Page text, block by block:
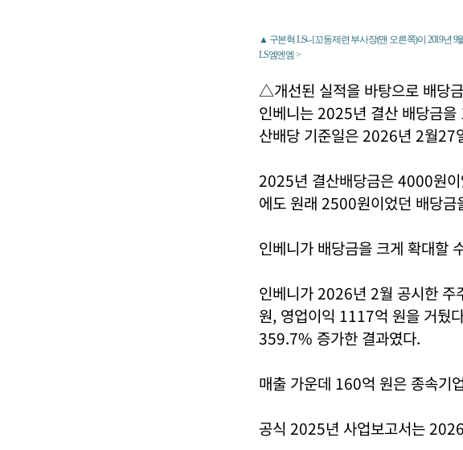
▲ 구본혁 LS니꼬동제련 부사장(맨 오른쪽)이 2019년
LS엠엔엠 >
△개선된 실적을 바탕으로 배당
인베니는 2025년 결산 배당금
산배당 기준일은 2026년 2월27
2025년 결산배당금은 4000원
에도 원래 2500원이었던 배당
인베니가 배당금을 크게 확대할
인베니가 2026년 2월 공시한
원, 영업이익 1117억 원을 거뒀
359.7% 증가한 결과였다.
매출 가운데 160억 원은 종속기
공식 2025년 사업보고서는